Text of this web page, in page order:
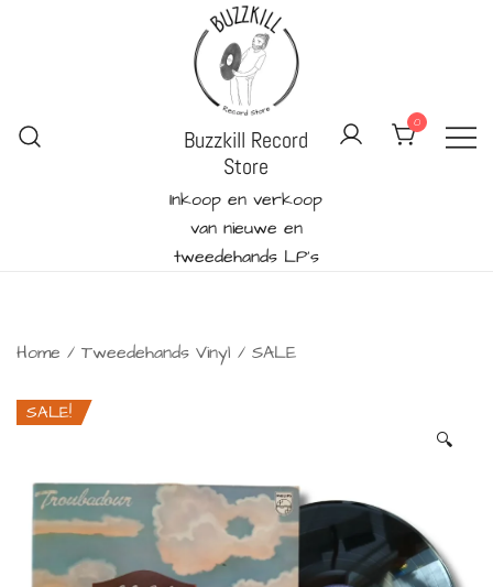
Buzzkill Record
Store
Inkoop en verkoop
van nieuwe en
tweedehands LP's
0
Home / Tweedehands Vinyl / SALE
🔍
SALE!